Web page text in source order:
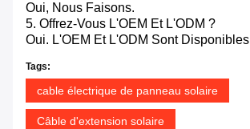
Oui, Nous Faisons.
5. Offrez-Vous L'OEM Et L'ODM ?
Oui. L'OEM Et L'ODM Sont
Tags:
cable électrique de panneau solaire
Câble d'extension solaire